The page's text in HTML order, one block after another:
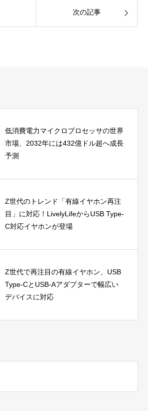
次の記事
低消費電力マイクロプロセッサの世界
市場、2032年には432億ドル超へ成長
予測
Z世代のトレンド「有線イヤホン再注
目」に対応！LivelyLifeからUSB Type-
C対応イヤホンが登場
Z世代で再注目の有線イヤホン、USB
Type-CとUSB-Aアダプターで幅広い
デバイスに対応